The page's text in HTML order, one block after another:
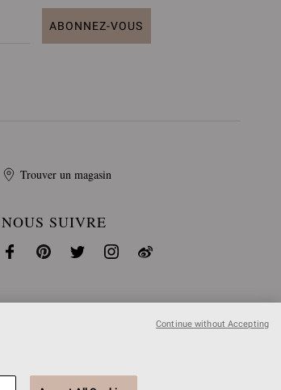
ABONNEZ-VOUS
Trouver un magasin
NOUS SUIVRE
Continue without Accepting